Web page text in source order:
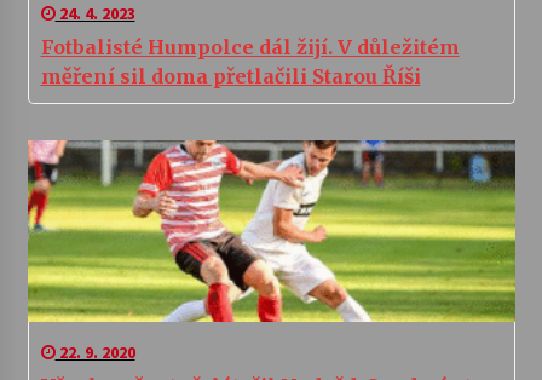
24. 4. 2023
Fotbalisté Humpolce dál žijí. V důležitém
měření sil doma přetlačili Starou Říši
22. 9. 2020